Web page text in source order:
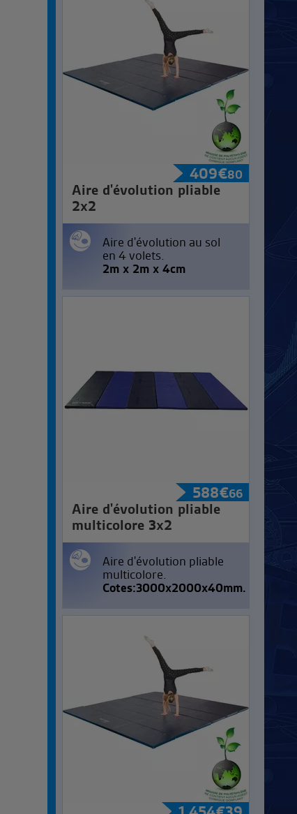
409€80
Aire d'évolution pliable
2x2
Aire d'évolution au sol
en 4 volets.
2m x 2m x 4cm
588€66
Aire d'évolution pliable
multicolore 3x2
Aire d'évolution pliable
multicolore.
Cotes:3000x2000x40mm.